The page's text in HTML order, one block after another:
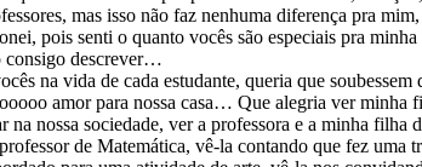
mas isso não faz nenhuma diferença pra
pois senti o quanto vocês são especiais pra
consigo descrever…
na vida de cada estudante, queria que
amor para nossa casa… Que alegria ver
na nossa sociedade, ver a professora e a minha
de Matemática, vê-la contando que fez